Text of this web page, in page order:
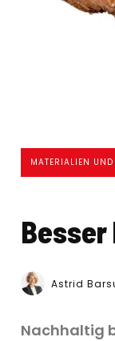
Besser
Astrid
Nachhaltig
MATERIALIEN